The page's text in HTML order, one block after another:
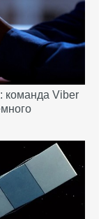
команда Viber